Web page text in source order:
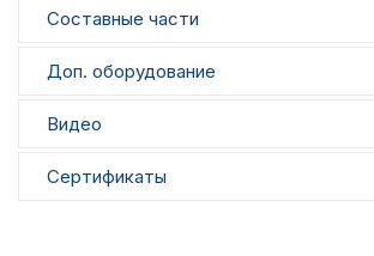
Составные части
Доп. оборудование
Видео
Сертификаты